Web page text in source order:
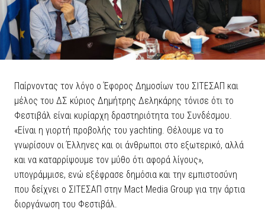
Παίρνοντας τον λόγο ο Έφορος Δημοσίων του ΣΙΤΕΣΑΠ και
μέλος του ΔΣ κύριος Δημήτρης Δεληκάρης τόνισε ότι το
Φεστιβάλ είναι κυρίαρχη δραστηριότητα του Συνδέσμου.
«Είναι η γιορτή προβολής του yachting. Θέλουμε να το
γνωρίσουν οι Έλληνες και οι άνθρωποι στο εξωτερικό, αλλά
και να καταρρίψουμε τον μύθο ότι αφορά λίγους»,
υπογράμμισε, ενώ εξέφρασε δημόσια και την εμπιστοσύνη
που δείχνει ο ΣΙΤΕΣΑΠ στην Mact Media Group για την άρτια
διοργάνωση του Φεστιβάλ.